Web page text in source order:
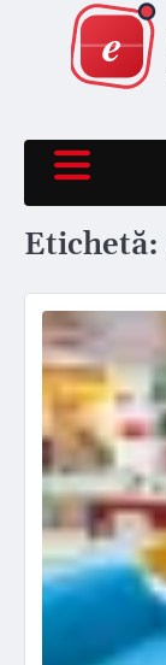
content
Etichetă: